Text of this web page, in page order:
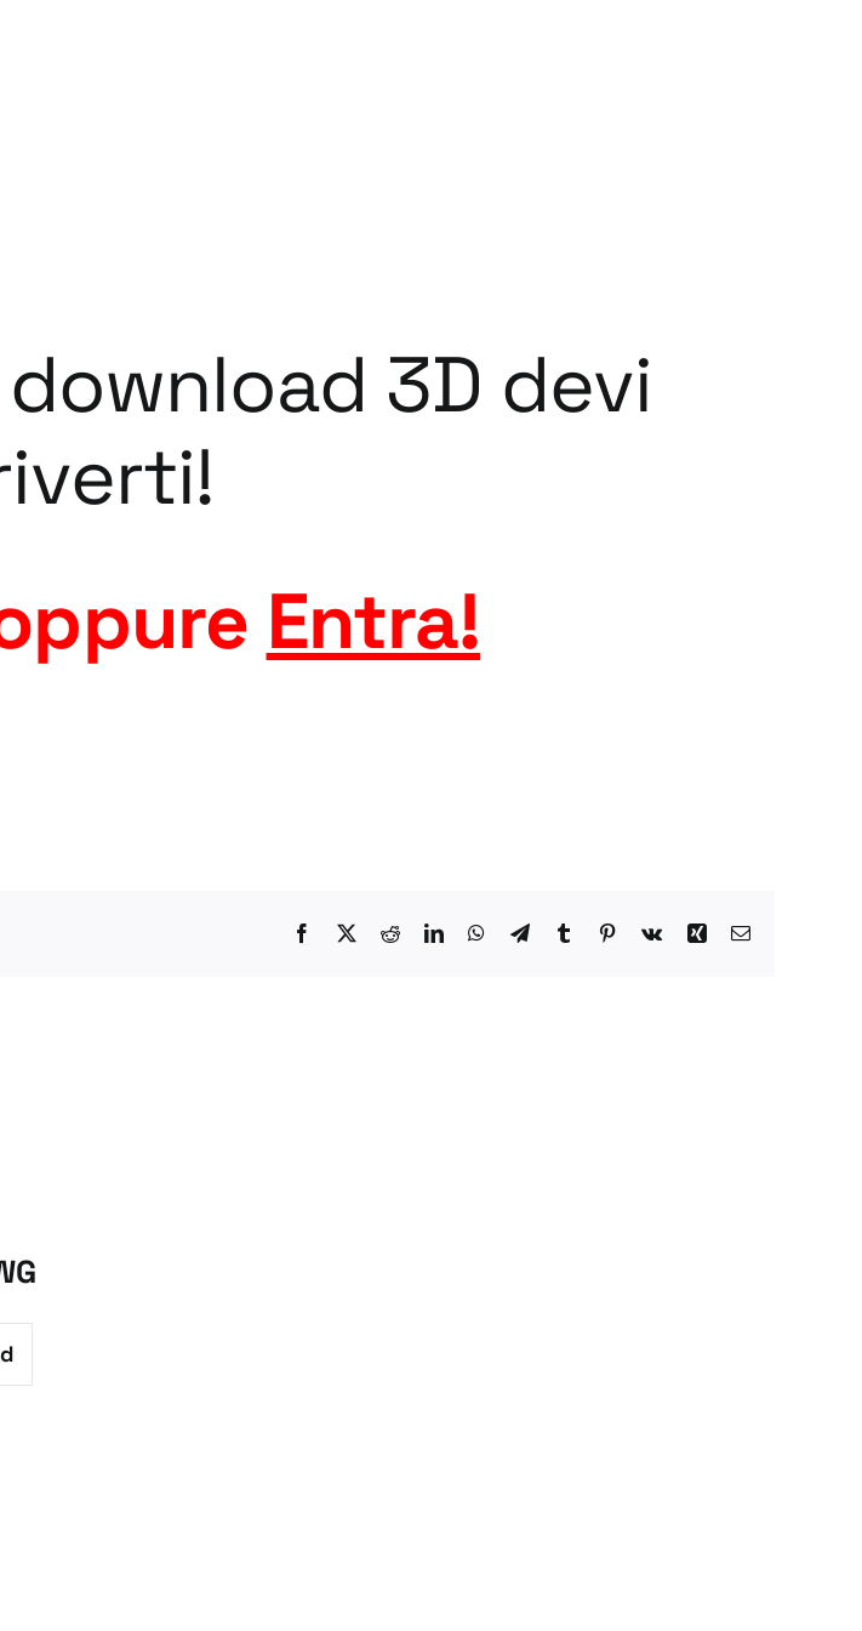
3D devi
Entra!
Facebook
X RedditLinkedInWhatsApp
TelegramTumblr Pinterest
Vk Xing Email